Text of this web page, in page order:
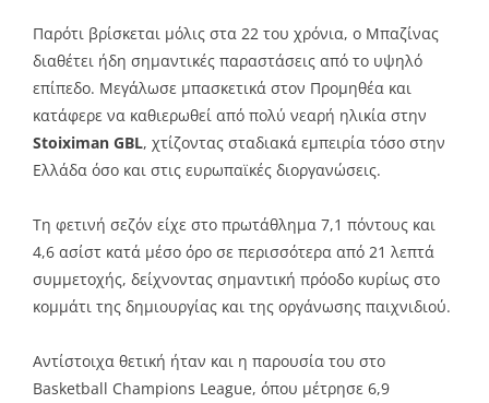
Παρότι βρίσκεται μόλις στα 22 του χρόνια, ο Μπαζίνας
διαθέτει ήδη σημαντικές παραστάσεις από το υψηλό
επίπεδο. Μεγάλωσε μπασκετικά στον Προμηθέα και
κατάφερε να καθιερωθεί από πολύ νεαρή ηλικία στην
Stoiximan GBL, χτίζοντας σταδιακά εμπειρία τόσο στην
Ελλάδα όσο και στις ευρωπαϊκές διοργανώσεις.
Τη φετινή σεζόν είχε στο πρωτάθλημα 7,1 πόντους και
4,6 ασίστ κατά μέσο όρο σε περισσότερα από 21 λεπτά
συμμετοχής, δείχνοντας σημαντική πρόοδο κυρίως στο
κομμάτι της δημιουργίας και της οργάνωσης παιχνιδιού.
Αντίστοιχα θετική ήταν και η παρουσία του στο
Basketball Champions League, όπου μέτρησε 6,9